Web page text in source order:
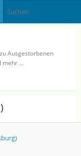
Ausgestorbenen
mehr …